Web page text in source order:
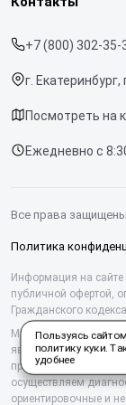
Срочный ремонт
Доставка и
Диагностика
Контакты
Винных шкафов
Вакууматоров
Вытяжек
Миксеров
Соковыжималок
+7 (800) 302-35-
г.
Посмотреть на
Ежедневно с
Все права
Политика
Информация на сайте
публичной офертой,
Гражданского
Мы
являемся их
профессиональные
осуществляем
ориентировочные и
Пользуясь
политику куки.
удобнее